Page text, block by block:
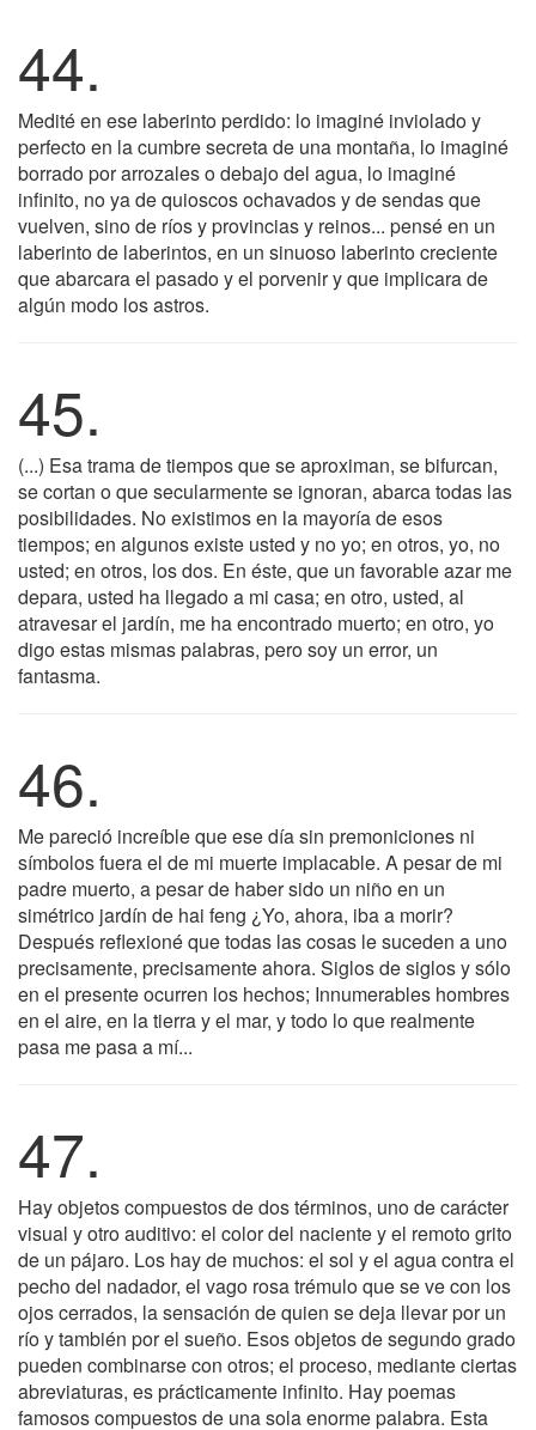
44.
Medité en ese laberinto perdido: lo imaginé inviolado y
perfecto en la cumbre secreta de una montaña, lo imaginé
borrado por arrozales o debajo del agua, lo imaginé
infinito, no ya de quioscos ochavados y de sendas que
vuelven, sino de ríos y provincias y reinos... pensé en un
laberinto de laberintos, en un sinuoso laberinto creciente
que abarcara el pasado y el porvenir y que implicara de
algún modo los astros.
45.
(...) Esa trama de tiempos que se aproximan, se bifurcan,
se cortan o que secularmente se ignoran, abarca todas las
posibilidades. No existimos en la mayoría de esos
tiempos; en algunos existe usted y no yo; en otros, yo, no
usted; en otros, los dos. En éste, que un favorable azar me
depara, usted ha llegado a mi casa; en otro, usted, al
atravesar el jardín, me ha encontrado muerto; en otro, yo
digo estas mismas palabras, pero soy un error, un
fantasma.
46.
Me pareció increíble que ese día sin premoniciones ni
símbolos fuera el de mi muerte implacable. A pesar de mi
padre muerto, a pesar de haber sido un niño en un
simétrico jardín de hai feng ¿Yo, ahora, iba a morir?
Después reflexioné que todas las cosas le suceden a uno
precisamente, precisamente ahora. Siglos de siglos y sólo
en el presente ocurren los hechos; Innumerables hombres
en el aire, en la tierra y el mar, y todo lo que realmente
pasa me pasa a mí...
47.
Hay objetos compuestos de dos términos, uno de carácter
visual y otro auditivo: el color del naciente y el remoto grito
de un pájaro. Los hay de muchos: el sol y el agua contra el
pecho del nadador, el vago rosa trémulo que se ve con los
ojos cerrados, la sensación de quien se deja llevar por un
río y también por el sueño. Esos objetos de segundo grado
pueden combinarse con otros; el proceso, mediante ciertas
abreviaturas, es prácticamente infinito. Hay poemas
famosos compuestos de una sola enorme palabra. Esta